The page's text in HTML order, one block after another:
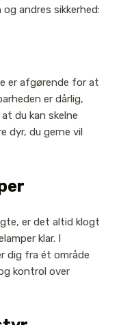
andres sikkerhed:
er afgørende for at
er dårlig,
du kan skelne
dyr, du gerne vil
er det altid klogt
klar. I
dig fra ét område
kontrol over